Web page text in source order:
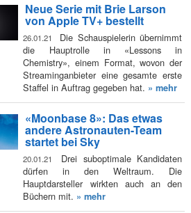
Neue Serie mit Brie Larson
von Apple TV+ bestellt
26.01.21
Die Schauspielerin übernimmt
die Hauptrolle in «Lessons in
Chemistry», einem Format, wovon der
Streaminganbieter eine gesamte erste
Staffel in Auftrag gegeben hat. » mehr
«Moonbase 8»: Das etwas
andere Astronauten-Team
startet bei Sky
20.01.21
Drei suboptimale Kandidaten
dürfen in den Weltraum. Die
Hauptdarsteller wirkten auch an den
Büchern mit. » mehr